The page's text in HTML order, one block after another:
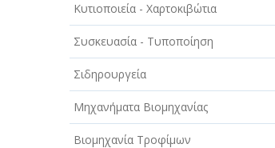
ΑΥΤΟΚΙΝΗΤΑ - ΜΗΧΑΝΕΣ - ΣΚΑΦΗ
ΔΙΑΣΚΕΔΑΣΗ - ΨΥΧΑΓΩΓΙΑ - ΤΕΧΝΕΣ
ΔΙΑΦΗΜΙΣΗ - ΜΜΕ
ΕΚΚΛΗΣΙΕΣ - ΦΙΛΑΝΘΡΩΠΙΚΑ
ΣΩΜΑΤΕΙΑ
Κυτιοποιεία - Χαρτοκιβώτια
Συσκευασία - Τυποποίηση
Σιδηρουργεία
Μηχανήματα Βιομηχανίας
Βιομηχανία Τροφίμων